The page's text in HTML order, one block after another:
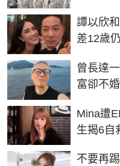
譚以欣
差12歲
曾長達
富卻不
Mina遭
生揭6
不要再